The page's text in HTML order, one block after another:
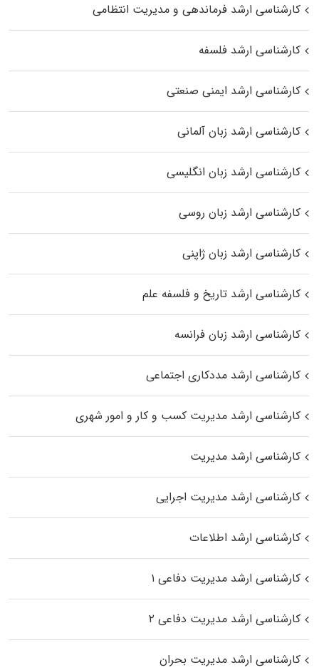
کارشناسی ارشد فرماندهی و مدیریت انتظامی
کارشناسی ارشد فلسفه
کارشناسی ارشد ایمنی صنعتی
کارشناسی ارشد زبان آلمانی
کارشناسی ارشد زبان انگلیسی
کارشناسی ارشد زبان روسی
کارشناسی ارشد زبان ژاپنی
کارشناسی ارشد تاریخ و فلسفه علم
کارشناسی ارشد زبان فرانسه
کارشناسی ارشد مددکاری اجتماعی
کارشناسی ارشد مدیریت کسب و کار و امور شهری
کارشناسی ارشد مدیریت
کارشناسی ارشد مدیریت اجرایی
کارشناسی ارشد اطلاعات
کارشناسی ارشد مدیریت دفاعی ۱
کارشناسی ارشد مدیریت دفاعی ۲
کارشناسی ارشد مدیریت بحران